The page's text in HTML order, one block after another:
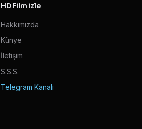
HD Film izle
Hakkımızda
Künye
İletişim
S.S.S.
Telegram Kanalı